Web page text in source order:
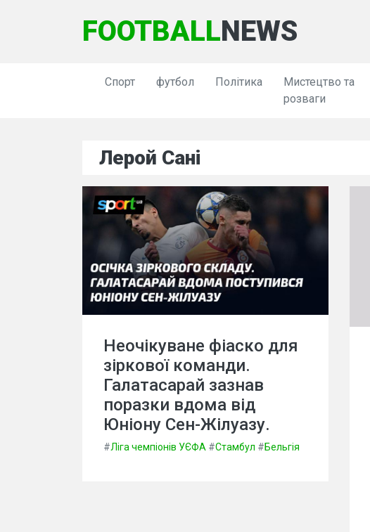
FOOTBALLNEWS
Спорт футбол Політика
Мистецтво та
розваги
Лерой Сані
Неочікуване фіаско для
зіркової команди.
Галатасарай зазнав
поразки вдома від
Юніону Сен-Жілуазу.
#Ліга чемпіонів УЄФА #Стамбул #Бельгія